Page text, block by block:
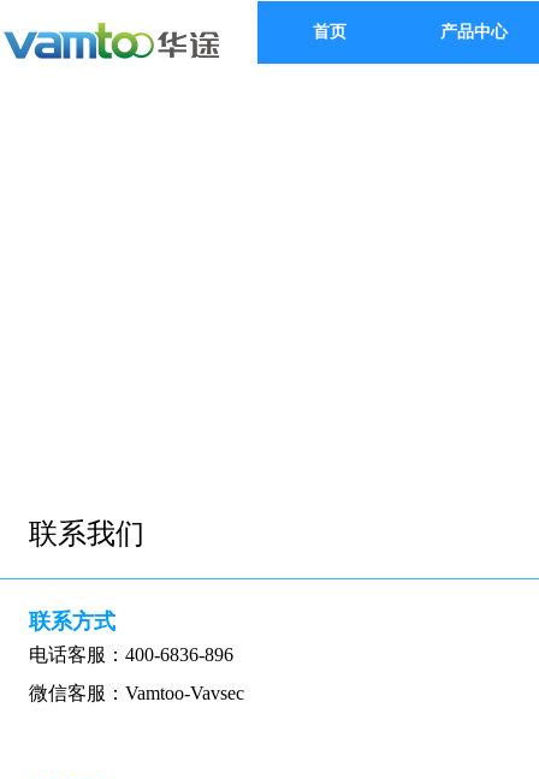
首页 产品中心
联系我们
联系方式
电话客服：400-6836-896
微信客服：Vamtoo-Vavsec